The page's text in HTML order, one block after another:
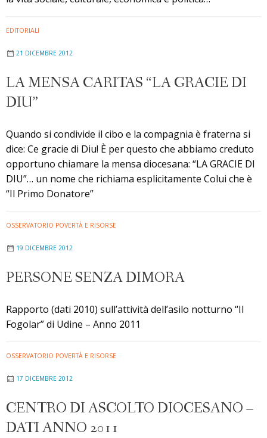
EDITORIALI
21 DICEMBRE 2012
LA MENSA CARITAS “LA GRACIE DI
DIU”
Quando si condivide il cibo e la compagnia è fraterna si
dice: Ce gracie di Diu! È per questo che abbiamo creduto
opportuno chiamare la mensa diocesana: “LA GRACIE DI
DIU”… un nome che richiama esplicitamente Colui che è
“Il Primo Donatore”
OSSERVATORIO POVERTÀ E RISORSE
19 DICEMBRE 2012
PERSONE SENZA DIMORA
Rapporto (dati 2010) sull’attività dell’asilo notturno “Il
Fogolar” di Udine – Anno 2011
OSSERVATORIO POVERTÀ E RISORSE
17 DICEMBRE 2012
CENTRO DI ASCOLTO DIOCESANO –
DATI ANNO 2011